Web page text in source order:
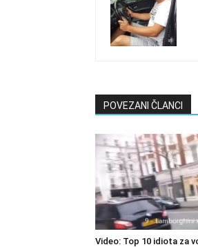
POVEZANI ČLANCI
Video: Top 10 idiota za